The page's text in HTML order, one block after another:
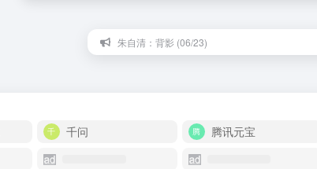
朱自清：背影 (06/23)
千问 腾讯元宝